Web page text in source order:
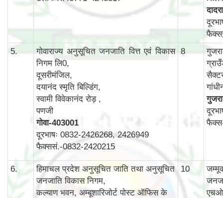
5.
गोवाराज्य अनुसूचित जनजाति वित्त एवं विकास
निगम लि0,
दूसरीमंजिल,
दयानंद स्मृति बिल्डिंग,
स्वामी विवेकानंद रोड़ ,
पणजी
गोवा-403001
दूरभाषः 0832-2426268, 2426949
फैक्ससं.-0832-2420215
8
6.
हिमाचल प्रदेश अनुसूचित जाति तथा अनुसूचित
जनजाति विकास निगम,
कल्याण भवन, अम्बूशारिजोर्ट पोस्ट ऑफिस के
10
एचओ